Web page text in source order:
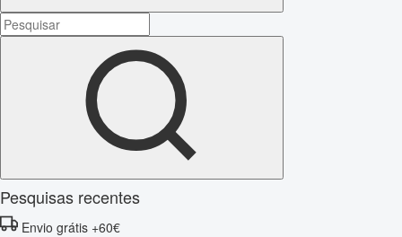
Pesquisas recentes
Envio grátis +60€